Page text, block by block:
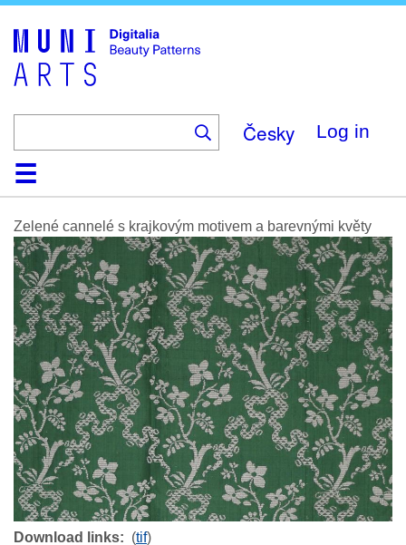
Česky Log in
HomeBrowse
Search
About
HelpContactDigitalia
Zelené cannelé s krajkovým motivem a barevnými květy
Download links (tif)